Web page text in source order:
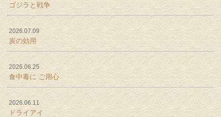
ゴジラと戦争
2026.07.09
炭の効用
2026.06.25
食中毒に ご用心
2026.06.11
ドライアイ